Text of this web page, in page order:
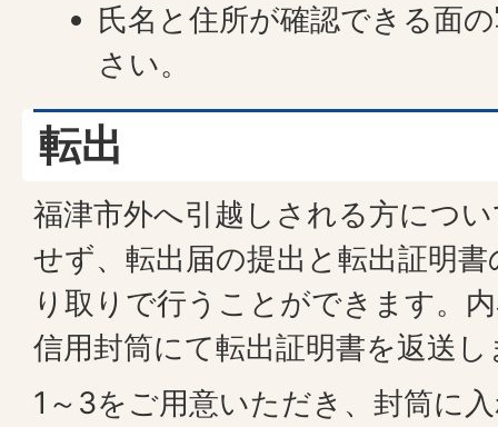
氏名と住所が確認できる面
さい。
転出
福津市外へ引越しされる方につ
せず、転出届の提出と転出証明
り取りで行うことができます。
信用封筒にて転出証明書を返送し
1～3をご用意いただき、封筒に